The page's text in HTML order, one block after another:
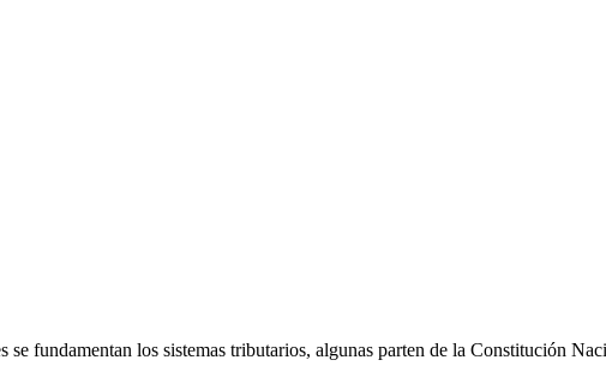
se fundamentan los sistemas tributarios, algunas parten de la Constitución